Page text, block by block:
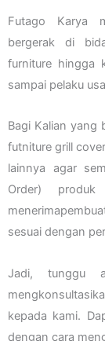
Futago Karya
bergerak di
furniture hingga
sampai pelaku
Bagi Kalian yang
futniture grill
lainnya agar
Order)
sesuai dengan
Jadi, tunggu
kepada kami.
dengan cara